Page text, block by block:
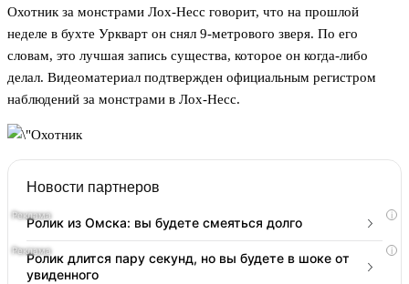
Охотник за монстрами Лох-Несс говорит, что на прошлой
неделе в бухте Уркварт он снял 9-метрового зверя. По его
словам, это лучшая запись существа, которое он когда-либо
делал. Видеоматериал подтвержден официальным регистром
наблюдений за монстрами в Лох-Несс.
Новости партнеров
i
Ролик из Омска: вы будете смеяться долго
i
Ролик длится пару секунд, но вы будете в шоке от
увиденного